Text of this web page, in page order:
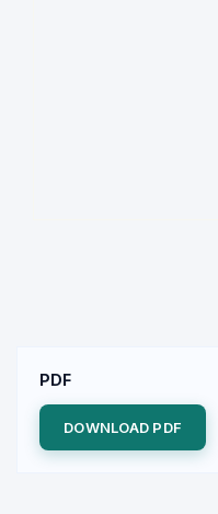
PDF
DOWNLOAD PDF